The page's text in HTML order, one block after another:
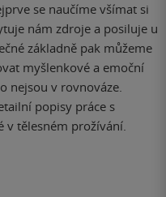
se naučíme všímat si
nám zdroje a posiluje u
základně pak můžeme
myšlenkové a emoční
nejsou v rovnováze.
popisy práce s
v tělesném prožívání.